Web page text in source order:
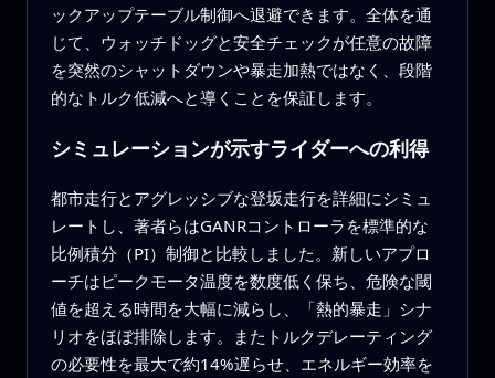
ックアップテーブル制御へ退避できます。全体を通
じて、ウォッチドッグと安全チェックが任意の故障
を突然のシャットダウンや暴走加熱ではなく、段階
的なトルク低減へと導くことを保証します。
シミュレーションが示すライダーへの利得
都市走行とアグレッシブな登坂走行を詳細にシミュ
レートし、著者らはGANRコントローラを標準的な
比例積分（PI）制御と比較しました。新しいアプロ
ーチはピークモータ温度を数度低く保ち、危険な閾
値を超える時間を大幅に減らし、「熱的暴走」シナ
リオをほぼ排除します。またトルクデレーティング
の必要性を最大で約14%遅らせ、エネルギー効率を